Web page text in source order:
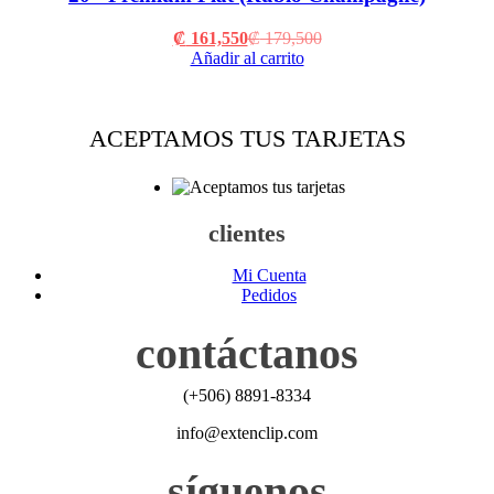
₡ 161,550Current
price
₡179,500Original
Añadir al carrito
ACEPTAMOS TUS TARJETAS
clientes
Mi Cuenta
Pedidos
contáctanos
(+506) 8891-8334
info@extenclip.com